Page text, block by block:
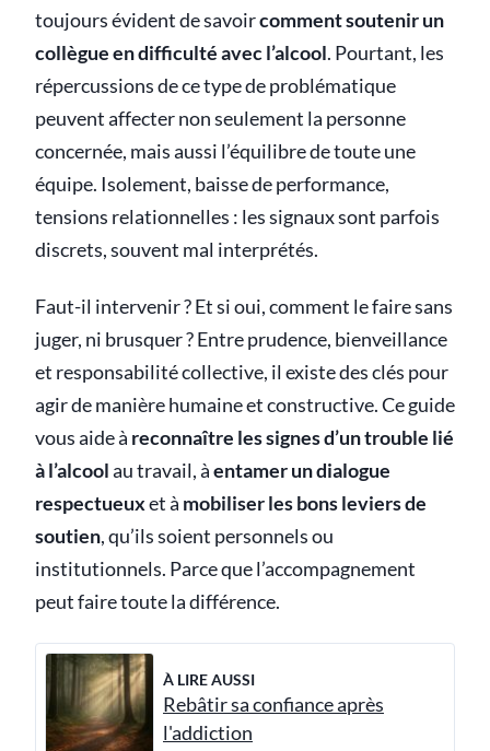
toujours évident de savoircomment soutenir un
collègue en difficulté avec l’alcool. Pourtant, les
répercussions de ce type de problématique
peuvent affecter non seulement la personne
concernée, mais aussi l’équilibre de toute une
équipe. Isolement, baisse de performance,
tensions relationnelles : les signaux sont parfois
discrets, souvent mal interprétés.
Faut-il intervenir ? Et si oui, comment le faire sans
juger, ni brusquer ? Entre prudence, bienveillance
et responsabilité collective, il existe des clés pour
agir de manière humaine et constructive. Ce guide
vous aide à reconnaître les signes d’un trouble lié
à l’alcoolau travail, àentamer un dialogue
respectueuxet à mobiliser les bons leviers de
soutien, qu’ils soient personnels ou
institutionnels. Parce que l’accompagnement
peut faire toute la différence.
À LIRE AUSSI
Rebâtir sa confiance après
l'addiction